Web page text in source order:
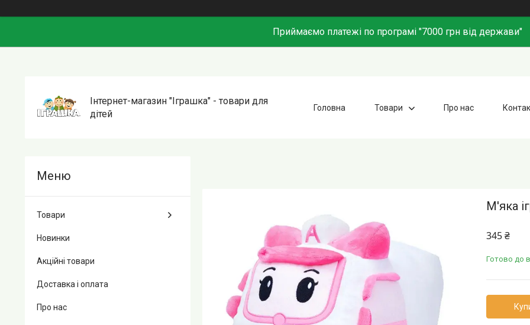
Приймаємо платежі по програмі "7000 грн від держави"
Інтернет-магазин "Іграшка" - товари для
дітей
Головна Товари Про нас
М'яка
345 ₴
Готово до
Товари
Новинки
Акційні товари
Доставка і оплата
Про нас